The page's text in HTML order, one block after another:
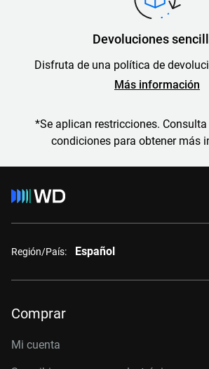
Devoluciones
Disfruta de una política de
Más información
*Se aplican restricciones.
condiciones para obtener más
Región/País: Español
Comprar
Mi cuenta